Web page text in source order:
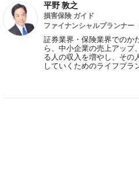
平野 敦之
損害保険 ガイド
ファイナンシャルプランナー
証券業界・保険業界でのか
ら、中小企業の売上アップ
る人の収入を増やし、その
していくためのライフプラ